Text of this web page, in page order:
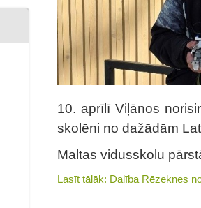
10. aprīlī Viļānos
skolēni no dažādām
Maltas vidusskolu
Lasīt tālāk: Dalība Rēzeknes